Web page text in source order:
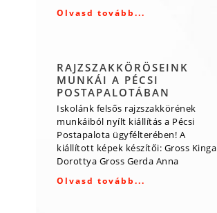
Olvasd tovább...
RAJZSZAKKÖRÖSEINK
MUNKÁI A PÉCSI
POSTAPALOTÁBAN
Iskolánk felsős rajzszakkörének
munkáiból nyílt kiállítás a Pécsi
Postapalota ügyfélterében! A
kiállított képek készítői: Gross Kinga
Dorottya Gross Gerda Anna
Olvasd tovább...